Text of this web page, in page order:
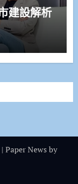
| Paper News by